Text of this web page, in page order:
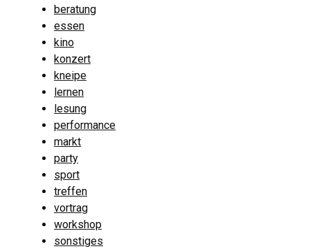
beratung
essen
kino
konzert
kneipe
lernen
lesung
performance
markt
party
sport
treffen
vortrag
workshop
sonstiges